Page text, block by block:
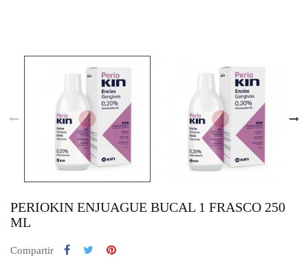
PERIOKIN ENJUAGUE BUCAL 1 FRASCO 250
ML
Compartir